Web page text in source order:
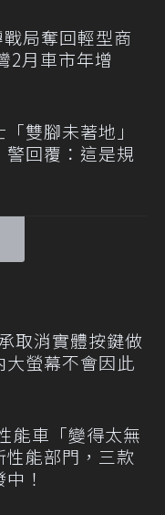
戰局奪回輕型商
2月車市年增
雙腳未著地」
警回覆：這是規
取消實體按鍵做
螢幕不會因此
能車「變得太無
能部門，三款
！